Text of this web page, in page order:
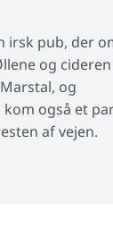
irsk pub, der
og
og
også et
af vejen.